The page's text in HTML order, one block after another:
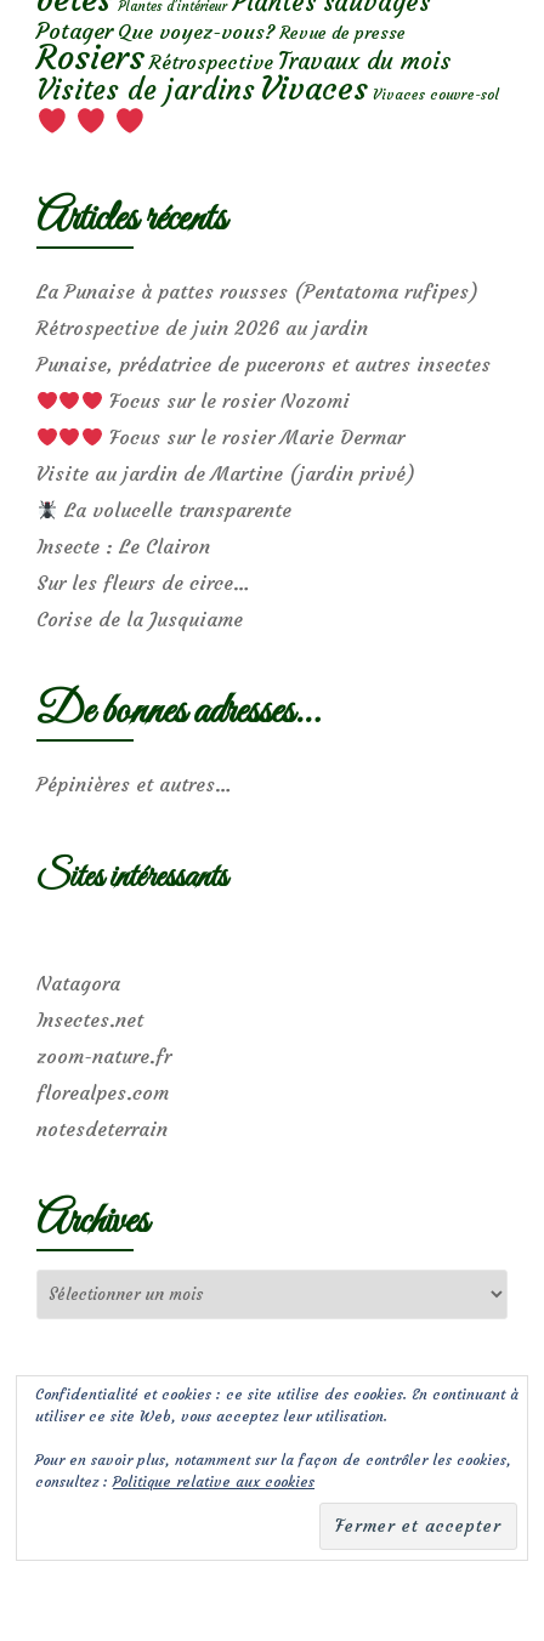
Plantes d’intérieur
Potager Que voyez-vous? Revue de presse
Rosiers Rétrospective Travaux du mois
Visites de jardins Vivaces Vivaces couvre-sol
Articles récents
La Punaise à pattes rousses (Pentatoma rufipes)
Rétrospective de juin 2026 au jardin
Punaise, prédatrice de pucerons et autres insectes
Focus sur le rosier Nozomi
Focus sur le rosier Marie Dermar
Visite au jardin de Martine (jardin privé)
La volucelle transparente
Insecte : Le Clairon
Sur les fleurs de circe…
Corise de la Jusquiame
De bonnes adresses…
Pépinières et autres…
Sites intéressants
Natagora
Insectes.net
zoom-nature.fr
florealpes.com
notesdeterrain
Archives
Confidentialité et cookies : ce site utilise des cookies. En continuant à
utiliser ce site Web, vous acceptez leur utilisation.
Pour en savoir plus, notamment sur la façon de contrôler les cookies,
consultez :Politique relative aux cookies